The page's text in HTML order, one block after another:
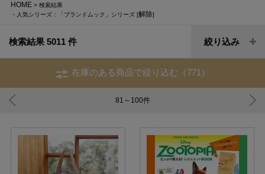
HOME > 検索結果
・人気シリーズ：「ブランドムック」シリーズ [解除]
検索結果 5011 件 絞り込み
在庫のある商品で絞り込む（771）
81～100件